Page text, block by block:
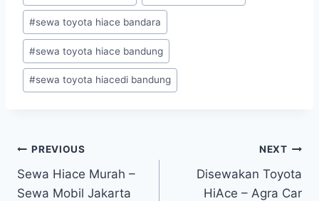
#sewa toyota hiace bandara
#sewa toyota hiace bandung
#sewa toyota hiacedi bandung
Post
navigation
PREVIOUS
Sewa Hiace Murah –
Sewa Mobil Jakarta
NEXT
Disewakan Toyota
HiAce – Agra Car